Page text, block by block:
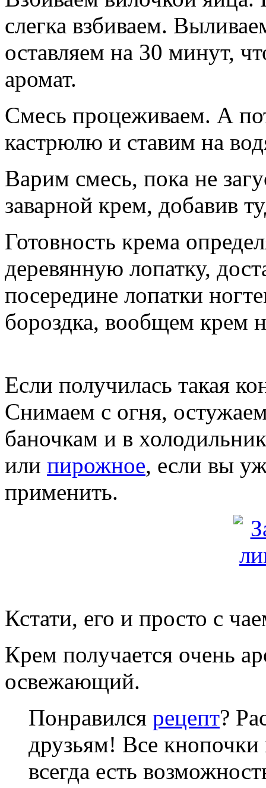
слегка взбиваем.
оставляем на 30 минут,
аромат.
Смесь процеживаем. А
кастрюлю и ставим на
Варим смесь, пока не
заварной крем, добавив
Готовность крема
деревянную лопатку,
посередине лопатки
бороздка, вообщем крем
Если получилась такая
Снимаем с огня,
баночкам и в
или пирожное, если вы
применить.
Кстати, его и просто с
Крем получается очень
освежающий.
Понравился рецепт?
друзьям! Все кнопочки
всегда есть